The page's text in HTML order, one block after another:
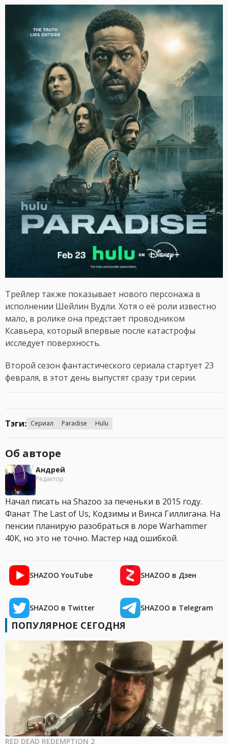
Трейлер также показывает нового персонажа в
исполнении Шейлин Вудли. Хотя о её роли известно
мало, в ролике она предстает проводником
Ксавьера, который впервые после катастрофы
исследует поверхность.
Второй сезон фантастического сериала стартует 23
февраля, в этот день выпустят сразу три серии.
Тэги: Сериал Paradise Hulu
Об авторе
Андрей
Редактор
Начал писать на Shazoo за печеньки в 2015 году.
Фанат The Last of Us, Кодзимы и Винса Гиллигана. На
пенсии планирую разобраться в лоре Warhammer
40K, но это не точно. Мастер над ошибкой.
SHAZOO YouTube SHAZOO в Дзен
SHAZOO в Twitter SHAZOO в Telegram
ПОПУЛЯРНОЕ СЕГОДНЯ
RED DEAD REDEMPTION 2